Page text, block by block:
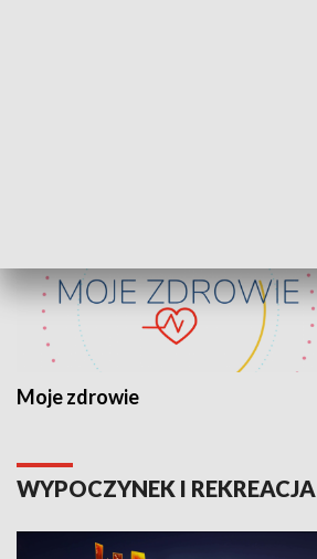
Moje zdrowie
WYPOCZYNEK I REKREACJA